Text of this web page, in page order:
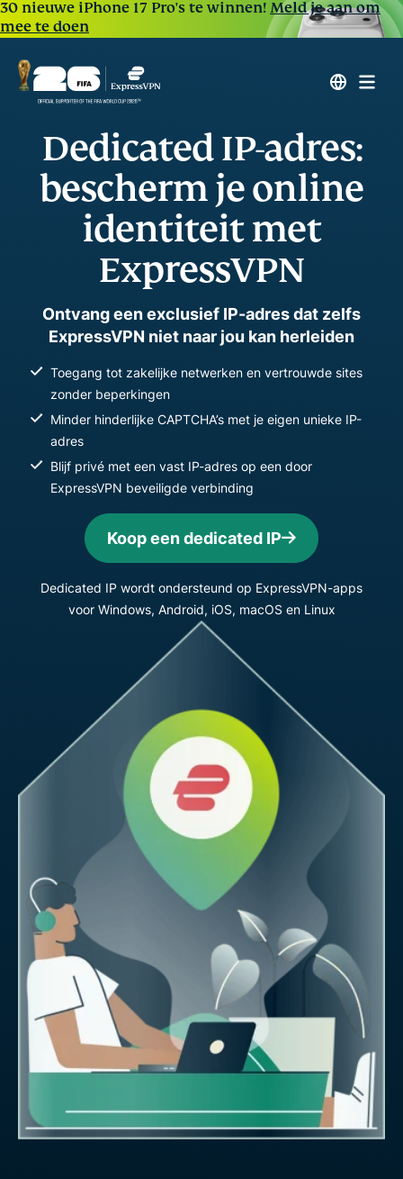
30 nieuwe iPhone 17 Pro's te winnen!Meld je aan om
mee te doen
Dedicated IP-adres:
bescherm je online
identiteit met
ExpressVPN
Ontvang een exclusief IP-adres dat zelfs
ExpressVPN niet naar jou kan herleiden
Toegang tot zakelijke netwerken en vertrouwde sites
zonder beperkingen
Minder hinderlijke CAPTCHA’s met je eigen unieke IP-
adres
Blijf privé met een vast IP-adres op een door
ExpressVPN beveiligde verbinding
Koop een dedicated IP
Dedicated IP wordt ondersteund op ExpressVPN-apps
voor Windows, Android, iOS, macOS en Linux